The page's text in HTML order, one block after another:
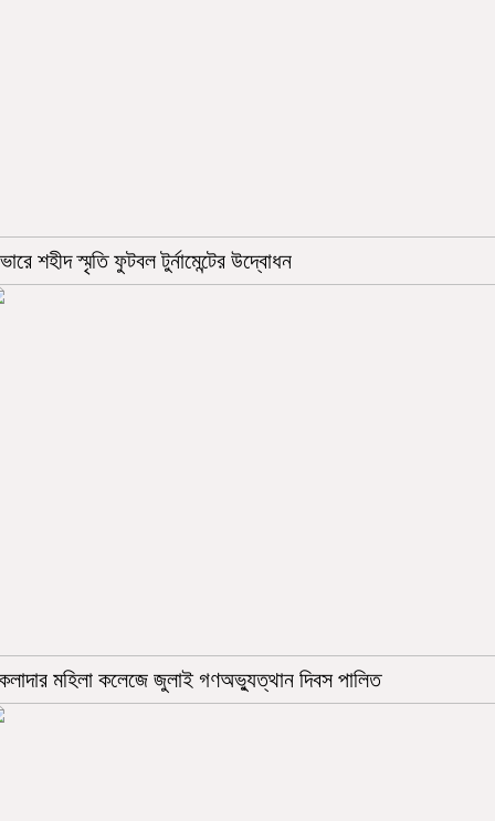
শহীদ স্মৃতি ফুটবল টুর্নামেন্টের উদ্বোধন
মহিলা কলেজে জুলাই গণঅভ্যুত্থান দিবস পালিত